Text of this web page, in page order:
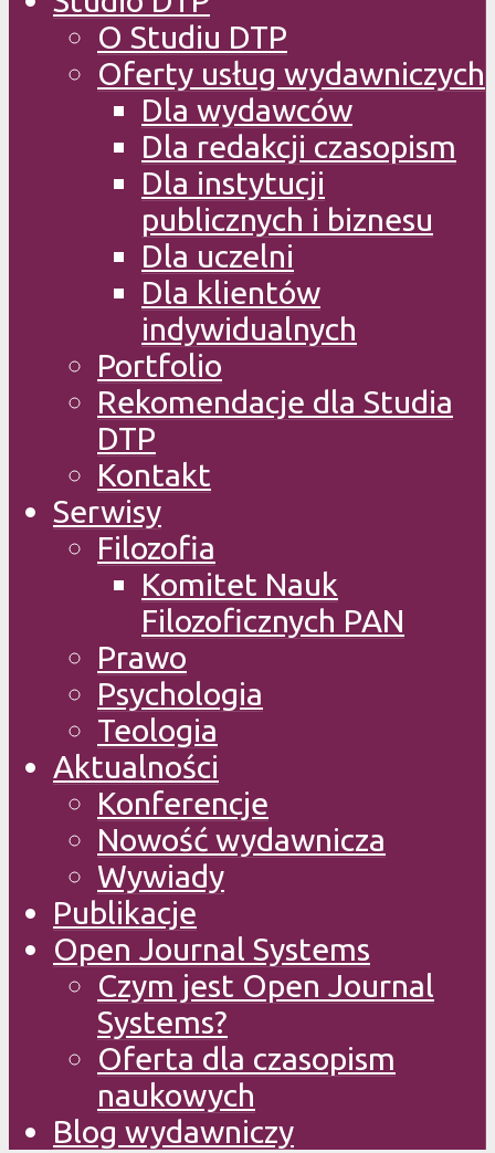
O Studiu DTP
Oferty usług wydawniczych
Dla wydawców
Dla redakcji czasopism
Dla instytucji
publicznych i biznesu
Dla uczelni
Dla klientów
indywidualnych
Portfolio
Rekomendacje dla Studia
DTP
Kontakt
Serwisy
Filozofia
Komitet Nauk
Filozoficznych PAN
Prawo
Psychologia
Teologia
Aktualności
Konferencje
Nowość wydawnicza
Wywiady
Publikacje
Open Journal Systems
Czym jest Open Journal
Systems?
Oferta dla czasopism
naukowych
Blog wydawniczy